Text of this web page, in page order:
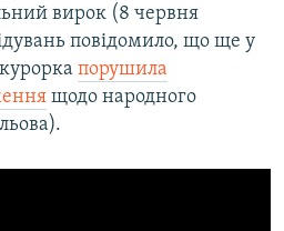
вирок (8 червня
повідомило, що ще у
порушила
щодо народного